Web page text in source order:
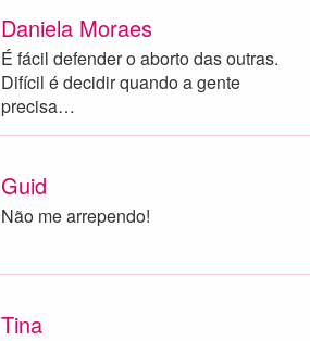
Daniela Moraes
É fácil defender o aborto das outras.
Difícil é decidir quando a gente
precisa…
Guid
Não me arrependo!
Tina